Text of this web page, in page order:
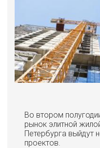
Во втором
рынок элитной
Петербурга выйдут
проектов.